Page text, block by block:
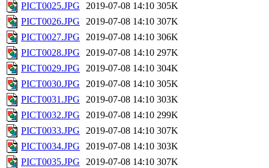
PICT0025.JPG
2019-07-08 14:10 305K
PICT0026.JPG
2019-07-08 14:10 307K
PICT0027.JPG
2019-07-08 14:10 306K
PICT0028.JPG
2019-07-08 14:10 297K
PICT0029.JPG
2019-07-08 14:10 304K
PICT0030.JPG
2019-07-08 14:10 305K
PICT0031.JPG
2019-07-08 14:10 303K
PICT0032.JPG
2019-07-08 14:10 299K
PICT0033.JPG
2019-07-08 14:10 307K
PICT0034.JPG
2019-07-08 14:10 303K
PICT0035.JPG
2019-07-08 14:10 307K